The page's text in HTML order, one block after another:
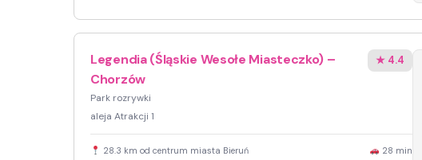
Legendia (Śląskie Wesołe Miasteczko) –
Chorzów
Park rozrywki
aleja Atrakcji 1
★ 4.4
28.3 km od centrum miasta Bieruń 28 min